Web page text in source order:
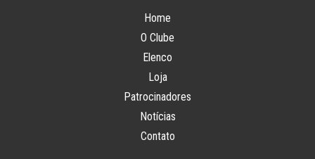
Home
O Clube
Elenco
Loja
Patrocinadores
Notícias
Contato